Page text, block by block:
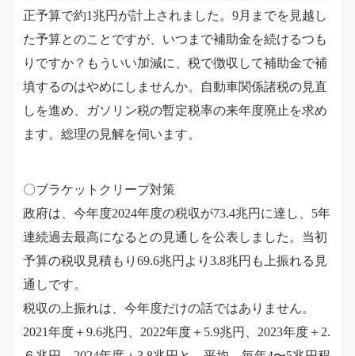
正予算で約1兆円が計上されました。9月までを見越し
た予算とのことですが、いつまで補助金を続けるつも
りですか？もういい加減に、税で徴収して補助金で補
填するのはやめにしませんか。自動車関係諸税の見直
しを進め、ガソリン税の暫定税率の来年度廃止を求め
ます。総理の見解を伺います。
〇ブラケットクリープ対策
政府は、今年度2024年度の税収が73.4兆円に達し、5年
連続過去最高になるとの見通しを公表しました。当初
予算の税収見積もり69.6兆円より3.8兆円も上振れる見
通しです。
税収の上振れは、今年度だけの話ではありません。
2021年度＋9.6兆円、2022年度＋5.9兆円、2023年度＋2.